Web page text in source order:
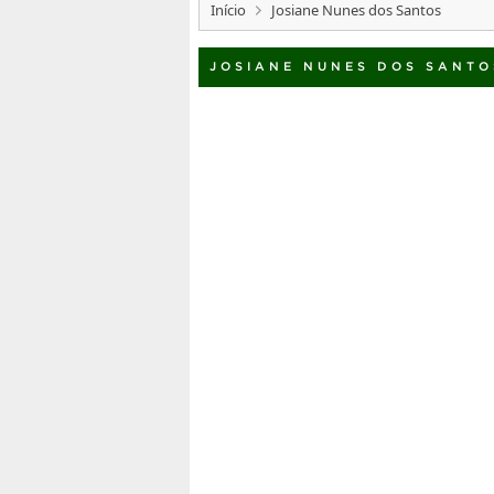
Início Josiane Nunes dos Santos
JOSIANE NUNES DOS